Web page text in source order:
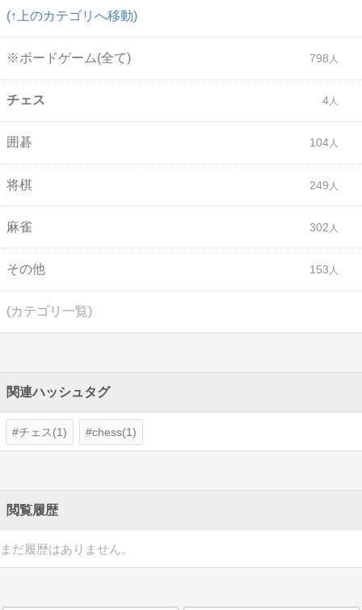
(↑上のカテゴリへ移動)
※ボードゲーム(全て) 798
チェス 4
囲碁 104
将棋 249
麻雀 302
その他 153
(カテゴリ一覧)
関連ハッシュタグ
チェス(1) chess(1)
閲覧履歴
まだ履歴はありません。